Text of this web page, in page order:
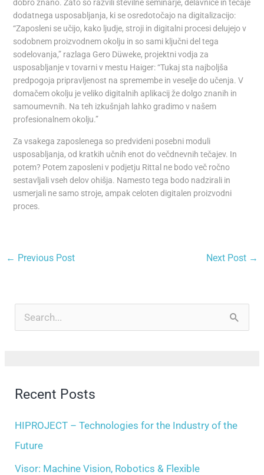
dobro znano. Zato so razvili številne seminarje, delavnice in tečaje
dodatnega usposabljanja, ki se osredotočajo na digitalizacijo:
“Zaposleni se učijo, kako ljudje, stroji in digitalni procesi delujejo v
sodobnem proizvodnem okolju in so sami ključni del tega
sodelovanja,” razlaga Gero Düweke, projektni vodja za
usposabljanje v tovarni v mestu Haiger: “Tukaj sta najboljša
predpogoja pripravljenost na spremembe in veselje do učenja. V
domačem okolju je veliko digitalnih aplikacij že dolgo znanih in
samoumevnih. Na teh izkušnjah lahko gradimo v našem
profesionalnem okolju.”
Za vsakega zaposlenega so predvideni posebni moduli
usposabljanja, od kratkih učnih enot do večdnevnih tečajev. In
potem? Potem zaposleni v podjetju Rittal ne bodo več ročno
sestavljali vseh delov ohišja. Namesto tega bodo nadzirali in
usmerjali ne samo stroje, ampak celoten digitalen proizvodni
proces.
← Previous Post Next Post →
c
h
f
Recent Posts
HIPROJECT – Technologies for the Industry of the
Future
Visor: Machine Vision, Robotics & Flexible
c
v